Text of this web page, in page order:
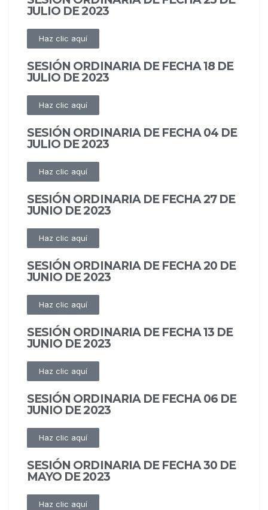
JULIO DE 2023
Haz clic aquí
SESIÓN ORDINARIA DE FECHA 18 DE
JULIO DE 2023
Haz clic aquí
SESIÓN ORDINARIA DE FECHA 04 DE
JULIO DE 2023
Haz clic aquí
SESIÓN ORDINARIA DE FECHA 27 DE
JUNIO DE 2023
Haz clic aquí
SESIÓN ORDINARIA DE FECHA 20 DE
JUNIO DE 2023
Haz clic aquí
SESIÓN ORDINARIA DE FECHA 13 DE
JUNIO DE 2023
Haz clic aquí
SESIÓN ORDINARIA DE FECHA 06 DE
JUNIO DE 2023
Haz clic aquí
SESIÓN ORDINARIA DE FECHA 30 DE
MAYO DE 2023
Haz clic aquí